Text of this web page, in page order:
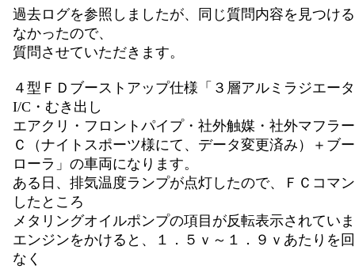
過去ログを参照しましたが、同じ質問内容を見つけ
なかったので、
質問させていただきます。
４型ＦＤブーストアップ仕様「３層アルミラジエー
I/C・むき出し
エアクリ・フロントパイプ・社外触媒・社外マフラ
Ｃ（ナイトスポーツ様にて、データ変更済み）＋ブ
ローラ」の車両になります。
ある日、排気温度ランプが点灯したので、ＦＣコマ
したところ
メタリングオイルポンプの項目が反転表示されてい
エンジンをかけると、１．５ｖ～１．９ｖあたりを
なく